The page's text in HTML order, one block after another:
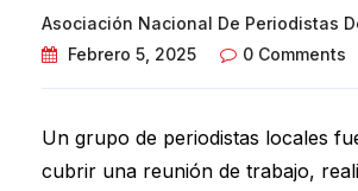
Asociación Nacional De Periodistas
Febrero 5, 2025
0 Comments
Un grupo de periodistas locales
cubrir una reunión de trabajo,